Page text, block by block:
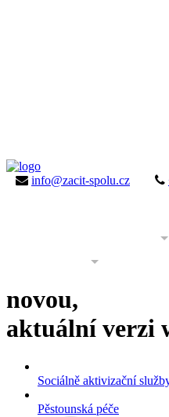
info@zacit-spolu.cz
novou,
aktuální verzi
Sociálně aktivizační
Pěstounská péče